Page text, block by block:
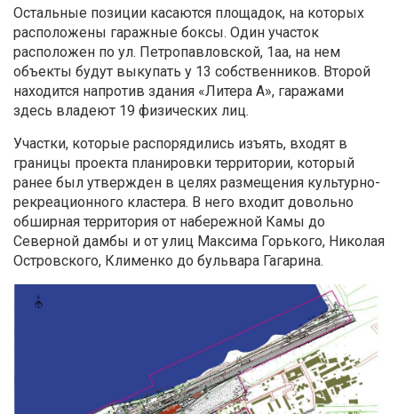
Остальные позиции касаются площадок, на которых
расположены гаражные боксы. Один участок
расположен по ул. Петропавловской, 1аа, на нем
объекты будут выкупать у 13 собственников. Второй
находится напротив здания «Литера А», гаражами
здесь владеют 19 физических лиц.
Участки, которые распорядились изъять, входят в
границы проекта планировки территории, который
ранее был утвержден в целях размещения культурно-
рекреационного кластера. В него входит довольно
обширная территория от набережной Камы до
Северной дамбы и от улиц Максима Горького, Николая
Островского, Клименко до бульвара Гагарина.